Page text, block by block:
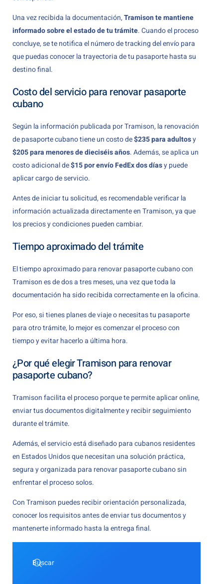
Una vez recibida la documentación,Tramison te mantiene
informado sobre el estado de tu trámite. Cuando el proceso
concluye, se te notifica el número de tracking del envío para
que puedas conocer la trayectoria de tu pasaporte hasta su
destino final.
Costo del servicio para renovar pasaporte
cubano
Según la información publicada por Tramison, la renovación
de pasaporte cubano tiene un costo de$235 para adultosy
$205 para menores de dieciséis años. Además, se aplica un
costo adicional de$15 por envío FedEx dos díasy puede
aplicar cargo de servicio.
Antes de iniciar tu solicitud, es recomendable verificar la
información actualizada directamente en Tramison, ya que
los precios y condiciones pueden cambiar.
Tiempo aproximado del trámite
El tiempo aproximado para renovar pasaporte cubano con
Tramison es de dos a tres meses, una vez que toda la
documentación ha sido recibida correctamente en la oficina.
Por eso, si tienes planes de viaje o necesitas tu pasaporte
para otro trámite, lo mejor es comenzar el proceso con
tiempo y evitar hacerlo a última hora.
¿Por qué elegir Tramison para renovar
pasaporte cubano?
Tramison facilita el proceso porque te permite aplicar online,
enviar tus documentos digitalmente y recibir seguimiento
durante el trámite.
Además, el servicio está diseñado para cubanos residentes
en Estados Unidos que necesitan una solución práctica,
segura y organizada para renovar pasaporte cubano sin
enfrentar el proceso solos.
Con Tramison puedes recibir orientación personalizada,
conocer los requisitos antes de enviar tus documentos y
mantenerte informado hasta la entrega final.